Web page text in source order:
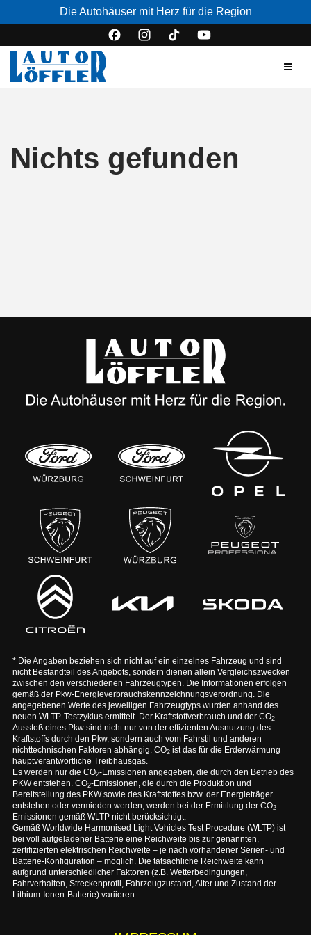
Die Autohäuser mit Herz für die Region
Nichts gefunden
* Die Angaben beziehen sich nicht auf ein einzelnes Fahrzeug und sind
nicht Bestandteil des Angebots, sondern dienen allein Vergleichszwecken
zwischen den verschiedenen Fahrzeugtypen. Die Informationen erfolgen
gemäß der Pkw-Energieverbrauchskennzeichnungsverordnung. Die
angegebenen Werte des jeweiligen Fahrzeugtyps wurden anhand des
neuen WLTP-Testzyklus ermittelt. Der Kraftstoffverbrauch und der CO2-
Ausstoß eines Pkw sind nicht nur von der effizienten Ausnutzung des
Kraftstoffs durch den Pkw, sondern auch vom Fahrstil und anderen
nichttechnischen Faktoren abhängig. CO2ist das für die Erderwärmung
hauptverantwortliche Treibhausgas.
Es werden nur die CO2-Emissionen angegeben, die durch den Betrieb des
PKW entstehen. CO2-Emissionen, die durch die Produktion und
Bereitstellung des PKW sowie des Kraftstoffes bzw. der Energieträger
entstehen oder vermieden werden, werden bei der Ermittlung der CO2-
Emissionen gemäß WLTP nicht berücksichtigt.
Gemäß Worldwide Harmonised Light Vehicles Test Procedure (WLTP) ist
bei voll aufgeladener Batterie eine Reichweite bis zur genannten,
zertifizierten elektrischen Reichweite – je nach vorhandener Serien- und
Batterie-Konfiguration – möglich. Die tatsächliche Reichweite kann
aufgrund unterschiedlicher Faktoren (z.B. Wetterbedingungen,
Fahrverhalten, Streckenprofil, Fahrzeugzustand, Alter und Zustand der
Lithium-Ionen-Batterie) variieren.